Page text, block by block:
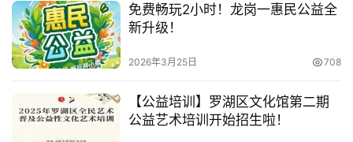
免费畅玩2小时！龙岗一惠民公益全
新升级！
2026年3月25日 708
【公益培训】罗湖区文化馆第二期
公益艺术培训开始招生啦！